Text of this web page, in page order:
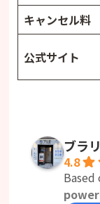
キャンセル料
公式サイト
ブラ
4.8
Based